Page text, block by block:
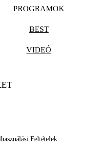
PROGRAMOK
BEST
VIDEÓ
Feltételek